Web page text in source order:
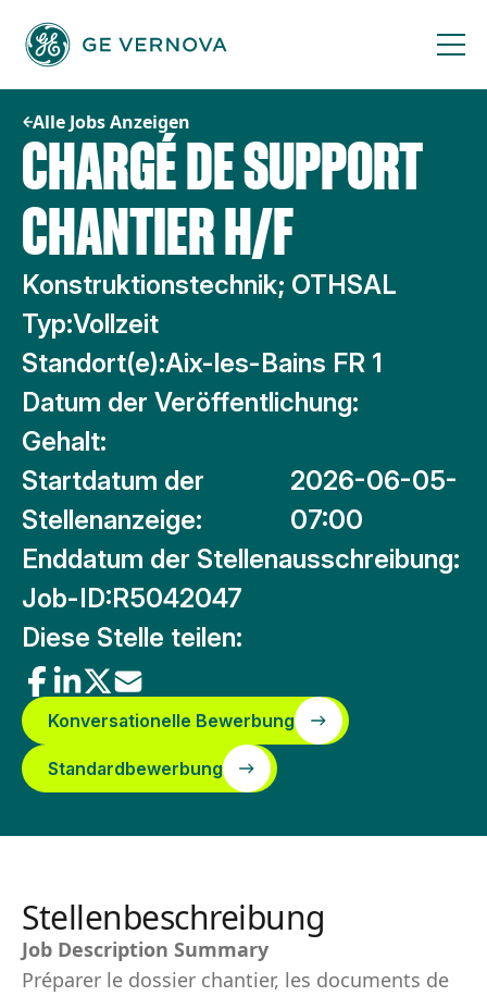
Inhalt
springen
Alle Jobs Anzeigen
CHARGÉ DE SUPPORT
CHANTIER H/F
Konstruktionstechnik; OTHSAL
Typ:Vollzeit
Standort(e):Aix-les-Bains FR 1
Datum der Veröffentlichung:
Gehalt:
Startdatum der
Stellenanzeige:
2026-06-05-
07:00
Enddatum der Stellenausschreibung:
Job-ID:R5042047
Diese Stelle teilen:
Konversationelle Bewerbung
Standardbewerbung
Stellenbeschreibung
Job Description Summary
Préparer le dossier chantier, les documents de